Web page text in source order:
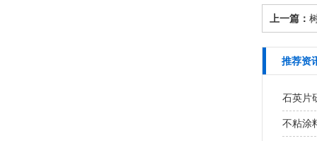
上一篇：
推荐资
石英片
不粘涂